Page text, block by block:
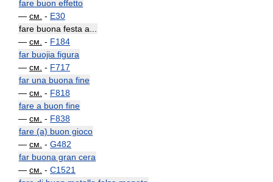
fare buon effetto
— см. - E30
fare buona festa a...
— см. - F184
far buojia figura
— см. - F717
far una buona fine
— см. - F818
fare a buon fine
— см. - F838
fare (a) buon gioco
— см. - G482
far buona gran cera
— см. - C1521